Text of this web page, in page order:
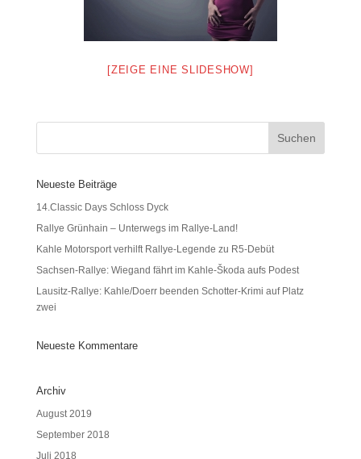
[ZEIGE EINE SLIDESHOW]
Neueste Beiträge
14.Classic Days Schloss Dyck
Rallye Grünhain – Unterwegs im Rallye-Land!
Kahle Motorsport verhilft Rallye-Legende zu R5-Debüt
Sachsen-Rallye: Wiegand fährt im Kahle-Škoda aufs Podest
Lausitz-Rallye: Kahle/Doerr beenden Schotter-Krimi auf Platz
zwei
Neueste Kommentare
Archiv
August 2019
September 2018
Juli 2018